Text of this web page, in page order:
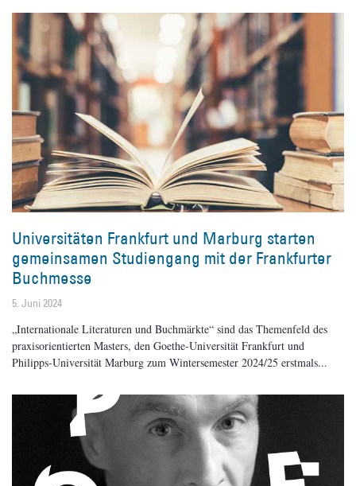
Universitäten Frankfurt und Marburg starten
gemeinsamen Studiengang mit der Frankfurter
Buchmesse
5. Juni 2024
„Internationale Literaturen und Buchmärkte“ sind das Themenfeld des
praxisorientierten Masters, den Goethe-Universität Frankfurt und
Philipps-Universität Marburg zum Wintersemester 2024/25 erstmals